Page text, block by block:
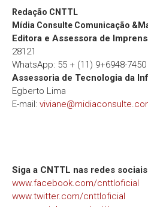
Redação CNTTL
Mídia Consulte Comunicação
Editora e Assessora de
28121
WhatsApp: 55 + (11) 9+6948-7450
Assessoria de Tecnologia da
Egberto Lima
E-mail:
Siga a CNTTL nas redes
www.facebook.com/cnttloficial
www.twitter.com/cnttloficial